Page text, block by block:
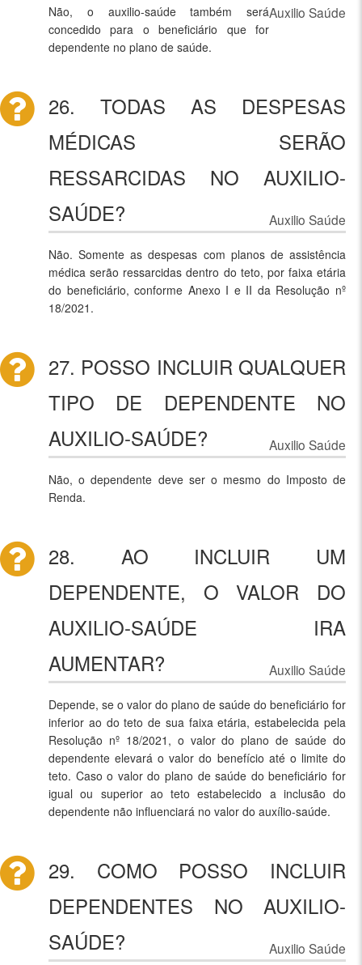
Auxilio Saúde
Não, o auxilio-saúde também será
concedido para o beneficiário que for
dependente no plano de saúde.
26. TODAS AS DESPESAS
MÉDICAS SERÃO
RESSARCIDAS NO AUXILIO-
SAÚDE?
Auxilio Saúde
Não. Somente as despesas com planos de assistência
médica serão ressarcidas dentro do teto, por faixa etária
do beneficiário, conforme Anexo I e II da Resolução nº
18/2021.
27. POSSO INCLUIR QUALQUER
TIPO DE DEPENDENTE NO
AUXILIO-SAÚDE?
Auxilio Saúde
Não, o dependente deve ser o mesmo do Imposto de
Renda.
28. AO INCLUIR UM
DEPENDENTE, O VALOR DO
AUXILIO-SAÚDE IRA
AUMENTAR?
Auxilio Saúde
Depende, se o valor do plano de saúde do beneficiário for
inferior ao do teto de sua faixa etária, estabelecida pela
Resolução nº 18/2021, o valor do plano de saúde do
dependente elevará o valor do benefício até o limite do
teto. Caso o valor do plano de saúde do beneficiário for
igual ou superior ao teto estabelecido a inclusão do
dependente não influenciará no valor do auxílio-saúde.
29. COMO POSSO INCLUIR
DEPENDENTES NO AUXILIO-
SAÚDE?
Auxilio Saúde